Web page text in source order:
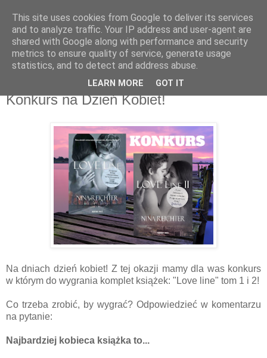
Recenzje na widelcu
Portal kulturalny - książki, recenzje, inspiracje, konkursy.
wtorek, 5 marca 2019
Konkurs na Dzień Kobiet!
Na dniach dzień kobiet! Z tej okazji mamy dla was konkurs
w którym do wygrania komplet książek: "Love line" tom 1 i 2!
Co trzeba zrobić, by wygrać? Odpowiedzieć w komentarzu
na pytanie:
Najbardziej kobieca książka to...
This site uses cookies from Google to deliver its services
and to analyze traffic. Your IP address and user-agent are
shared with Google along with performance and security
metrics to ensure quality of service, generate usage
statistics, and to detect and address abuse.
LEARN MORE GOT IT